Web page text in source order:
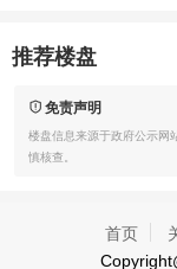
推荐楼盘
免责声明
楼盘信息来源于政府公示网
慎核查。
首页